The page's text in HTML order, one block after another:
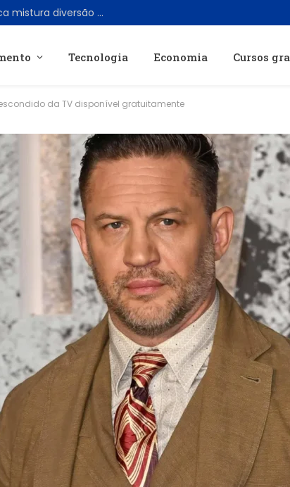
“One Night Only”: nova comédia romântica mistura diversão e distopia no cinema
Tecnologia Economia Cursos
da TV disponível gratuitamente